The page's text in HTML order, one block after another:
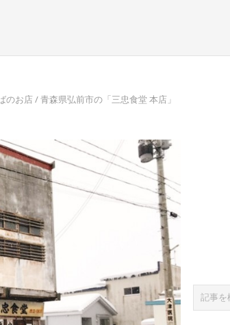
のお店 / 青森県弘前市の「三忠食堂 本店」